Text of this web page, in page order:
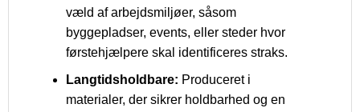
væld af arbejdsmiljøer, såsom
byggepladser, events, eller steder hvor
førstehjælpere skal identificeres straks.
Langtidsholdbare: Produceret i
materialer, der sikrer holdbarhed og en